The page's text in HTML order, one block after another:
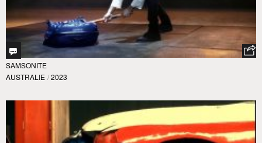
SAMSONITE
AUSTRALIE / 2023